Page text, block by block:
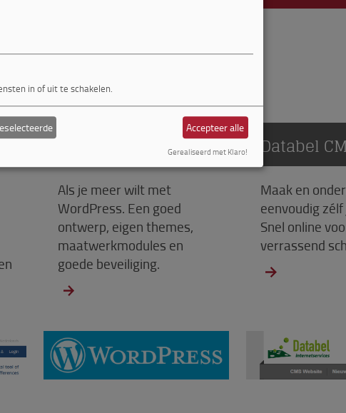
WordPress CMS
Als je meer wilt met
WordPress. Een goed
ontwerp, eigen themes,
maatwerkmodules en
goede beveiliging.
Databel
Maak en
eenvoudig
Snel online
verrassend
in of uit te schakelen.
Accepteer alle
Gerealiseerd met Klaro!